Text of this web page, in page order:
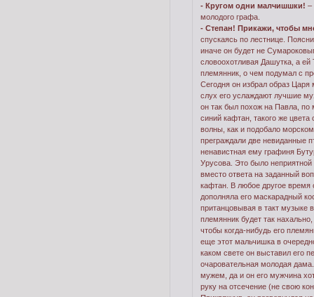
- Кругом одни малчишшки! –
молодого графа.
- Степан! Прикажи, чтобы
спускаясь по лестнице.
иначе он будет не
словоохотливая Дашутка, а
племянник, о чем подумал с
Сегодня он избрал образ Царя
слух его услаждают лучшие
он так был похож на Павла, по
синий кафтан, такого же
волны, как и подобало
преграждали две невиданные
ненавистная ему графиня
Урусова. Это было
вместо ответа на заданный
кафтан. В любое другое
дополняла его маскарадный
пританцовывая в такт музыке
племянник будет так
чтобы когда-нибудь его
еще этот мальчишка в
каком свете он выставил его
очаровательная молодая
мужем, да и он его мужчина
руку на отсечение (не свою